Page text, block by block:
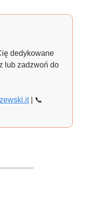
dedykowane
lub zadzwoń do
|
📞